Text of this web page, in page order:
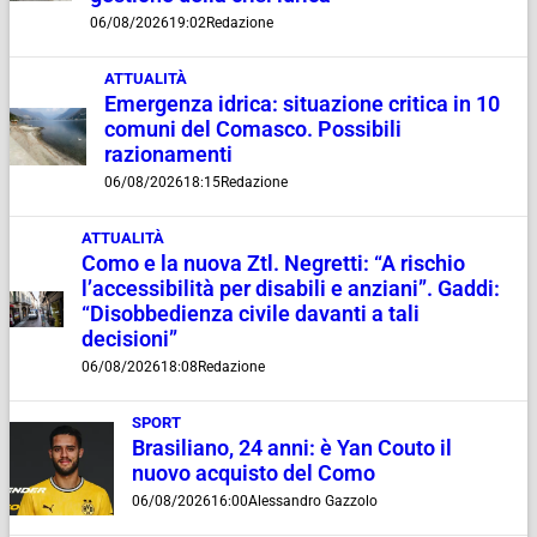
06/08/202619:02Redazione
ATTUALITÀ
Emergenza idrica: situazione critica in 10
comuni del Comasco. Possibili
razionamenti
06/08/202618:15Redazione
ATTUALITÀ
Como e la nuova Ztl. Negretti: “A rischio
l’accessibilità per disabili e anziani”. Gaddi:
“Disobbedienza civile davanti a tali
decisioni”
06/08/202618:08 Redazione
SPORT
Brasiliano, 24 anni: è Yan Couto il
nuovo acquisto del Como
06/08/202616:00Alessandro Gazzolo